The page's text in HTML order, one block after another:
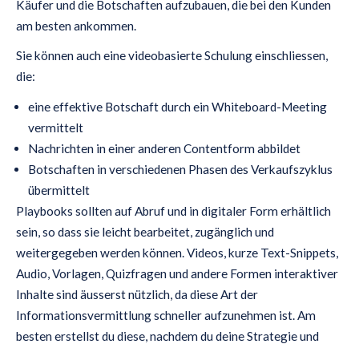
Käufer und die Botschaften aufzubauen, die bei den Kunden
am besten ankommen.
Sie können auch eine videobasierte Schulung einschliessen,
die:
eine effektive Botschaft durch ein Whiteboard-Meeting
vermittelt
Nachrichten in einer anderen Contentform abbildet
Botschaften in verschiedenen Phasen des Verkaufszyklus
übermittelt
Playbooks sollten auf Abruf und in digitaler Form erhältlich
sein, so dass sie leicht bearbeitet, zugänglich und
weitergegeben werden können. Videos, kurze Text-Snippets,
Audio, Vorlagen, Quizfragen und andere Formen interaktiver
Inhalte sind äusserst nützlich, da diese Art der
Informationsvermittlung schneller aufzunehmen ist. Am
besten erstellst du diese, nachdem du deine Strategie und